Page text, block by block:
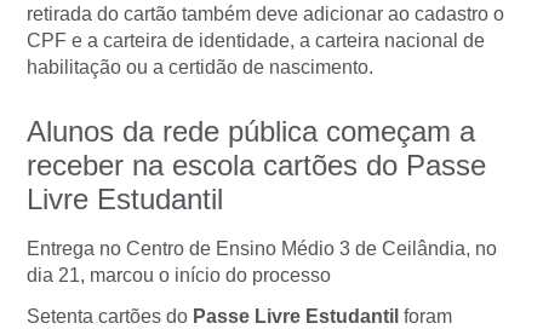
retirada do cartão também deve adicionar ao cadastro o
CPF e a carteira de identidade, a carteira nacional de
habilitação ou a certidão de nascimento.
Alunos da rede pública começam a
receber na escola cartões do Passe
Livre Estudantil
Entrega no Centro de Ensino Médio 3 de Ceilândia, no
dia 21, marcou o início do processo
Setenta cartões do Passe Livre Estudantil foram